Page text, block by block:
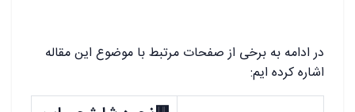
در ادامه به برخی از صفحات مرتبط با موضوع این مقاله
اشاره کرده ایم: